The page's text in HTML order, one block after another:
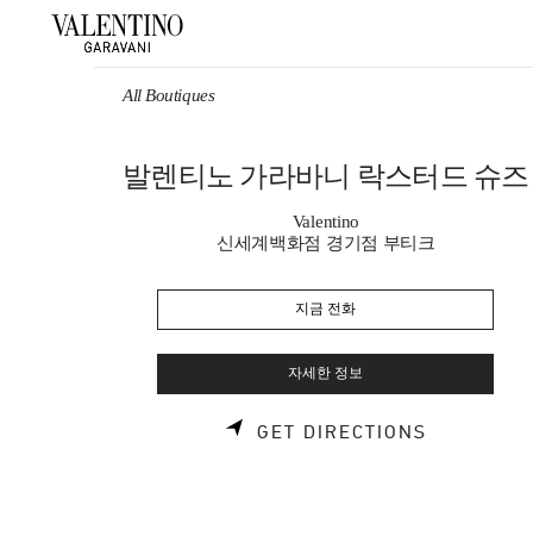
All Boutiques
발렌티노 가라바니 락스터드 슈즈
Valentino
신세계백화점 경기점 부티크
지금 전화
자세한 정보
GET DIRECTIONS